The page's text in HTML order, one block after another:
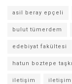
asil beray epçeli
bulut tümerdem
edebiyat fakültesi
hatun boztepe
iletişim